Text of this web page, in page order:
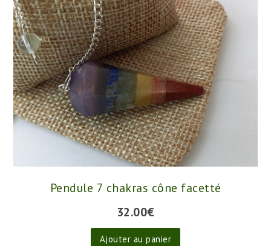
Pendule 7 chakras cône facetté
32.00€